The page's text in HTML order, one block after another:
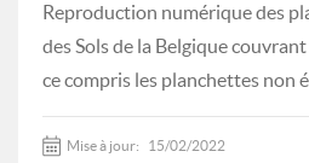
Reproduction numérique des
des Sols de la Belgique
ce compris les planchettes non
Mise à jour: 15/02/2022